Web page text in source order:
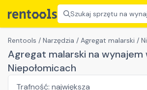
Szukaj sprzętu na
Rentools / Narzędzia / Agregat malarski /
Agregat malarski na wynajem
Niepołomicach